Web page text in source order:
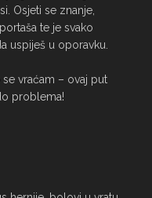
Osjeti se znanje,
te je svako
uspiješ u oporavku.
se vraćam – ovaj put
problema!